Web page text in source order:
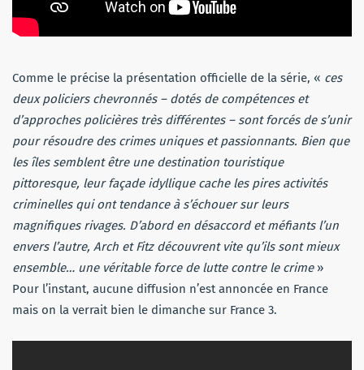
Comme le précise la présentation officielle de la série, « ces
deux policiers chevronnés – dotés de compétences et
d’approches policières très différentes – sont forcés de s’unir
pour résoudre des crimes uniques et passionnants. Bien que
les îles semblent être une destination touristique
pittoresque, leur façade idyllique cache les pires activités
criminelles qui ont tendance à s’échouer sur leurs
magnifiques rivages. D’abord en désaccord et méfiants l’un
envers l’autre, Arch et Fitz découvrent vite qu’ils sont mieux
ensemble… une véritable force de lutte contre le crime»
Pour l’instant, aucune diffusion n’est annoncée en France
mais on la verrait bien le dimanche sur France 3.